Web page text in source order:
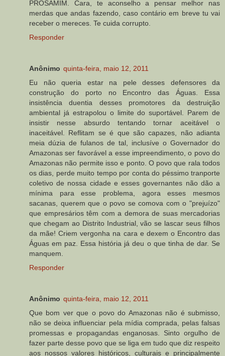
PROSAMIM. Cara, te aconselho a pensar melhor nas
merdas que andas fazendo, caso contário em breve tu vai
receber o mereces. Te cuida corrupto.
Responder
Anônimo quinta-feira, maio 12, 2011
Eu não queria estar na pele desses defensores da
construção do porto no Encontro das Águas. Essa
insistência duentia desses promotores da destruição
ambiental já estrapolou o limite do suportável. Parem de
insistir nesse absurdo tentando tornar aceitável o
inaceitável. Reflitam se é que são capazes, não adianta
meia dúzia de fulanos de tal, inclusíve o Governador do
Amazonas ser favorável a esse impreendimento, o povo do
Amazonas não permite isso e ponto. O povo que rala todos
os dias, perde muito tempo por conta do péssimo tranporte
coletivo de nossa cidade e esses governantes não dão a
mínima para esse problema, agora esses mesmos
sacanas, querem que o povo se comova com o "prejuízo"
que empresários têm com a demora de suas mercadorias
que chegam ao Distrito Industrial, vão se lascar seus filhos
da mãe! Criem vergonha na cara e dexem o Encontro das
Águas em paz. Essa história já deu o que tinha de dar. Se
manquem.
Responder
Anônimo quinta-feira, maio 12, 2011
Que bom ver que o povo do Amazonas não é submisso,
não se deixa influenciar pela mídia comprada, pelas falsas
promessas e propagandas enganosas. Sinto orgulho de
fazer parte desse povo que se liga em tudo que diz respeito
aos nossos valores históricos, culturais e principalmente